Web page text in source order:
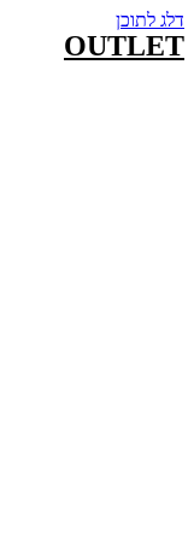
דלג לתוכן
OUTLET